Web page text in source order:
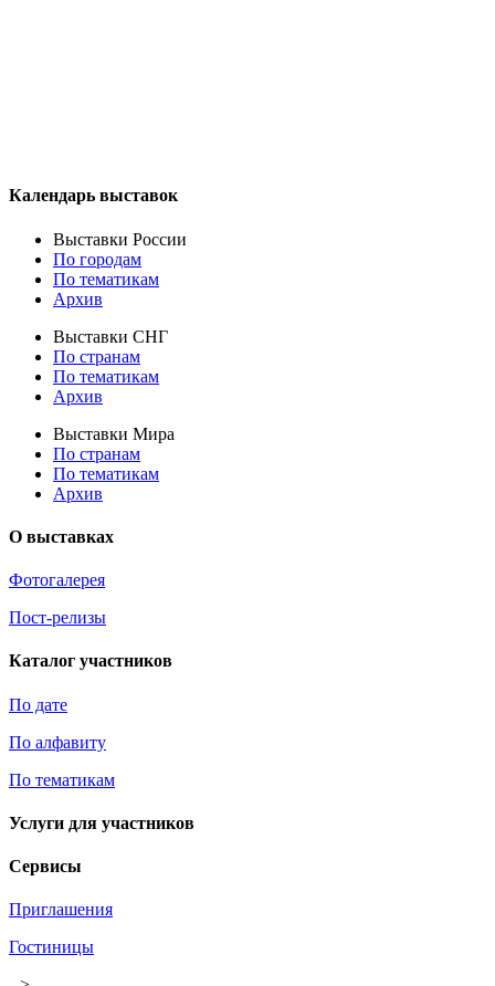
Календарь выставок
Выставки России
По городам
По тематикам
Архив
Выставки СНГ
По странам
По тематикам
Архив
Выставки Мира
По странам
По тематикам
Архив
О выставках
Фотогалерея
Пост-релизы
Каталог участников
По дате
По алфавиту
По тематикам
Услуги для участников
Сервисы
Приглашения
Гостиницы